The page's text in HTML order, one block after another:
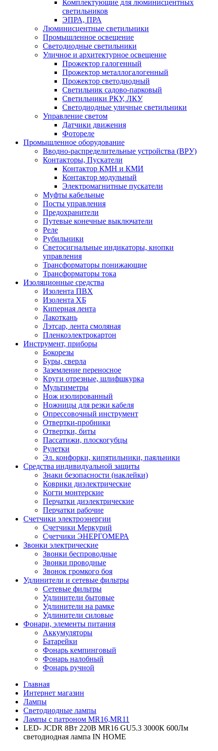
Комплектующие для люминисцентных
светильников
ЭПРА, ПРА
Люминисцентные светильники
Промышленное освещение
Светодиодные светильники
Уличное и архитектурное освещение
Прожектор галогенный
Прожектор металлогалогенный
Прожектор светодиодный
Светильник садово-парковый
Светильники РКУ, ЛКУ
Светодиодные уличные светильники
Управление светом
Датчики движения
Фотореле
Промышленное оборудование
Вводно-распределительные устройства (ВРУ)
Контакторы, Пускатели
Контактор КМН и КМИ
Контактор модульный
Электромагнитные пускатели
Муфты кабельные
Посты управления
Предохранители
Путевые конечные выключатели
Реле
Рубильники
Светосигнальные индикаторы, кнопки
управления
Трансформаторы понижающие
Трансформаторы тока
Изоляционные средства
Изолента ПВХ
Изолента ХБ
Киперная лента
Лакоткань
Лэтсар, лента смоляная
Пленкоэлектрокартон
Инструмент, приборы
Бокорезы
Буры, сверла
Заземление переносное
Круги отрезные, шлифшкурка
Мультиметры
Нож изолированный
Ножницы для резки кабеля
Опрессовочный инструмент
Отвертки-пробники
Отвертки, биты
Пассатижи, плоскогубцы
Рулетки
Эл. конфорки, кипятильники, паяльники
Средства индивидуальной защиты
Знаки безопасности (наклейки)
Коврики диэлектрические
Когти монтерские
Перчатки диэлектрические
Перчатки рабочие
Счетчики электроэнергии
Счетчики Меркурий
Счетчики ЭНЕРГОМЕРА
Звонки электрические
Звонки беспроводные
Звонки проводные
Звонок громкого боя
Удлинители и сетевые фильтры
Сетевые фильтры
Удлинители бытовые
Удлинители на рамке
Удлинители силовые
Фонари, элементы питания
Аккумуляторы
Батарейки
Фонарь кемпинговый
Фонарь налобный
Фонарь ручной
Главная
Интернет магазин
Лампы
Светодиодные лампы
Лампы с патроном MR16,MR11
LED- JCDR 8Вт 220В MR16 GU5.3 3000К 600Лм
светодиодная лампа IN HOME